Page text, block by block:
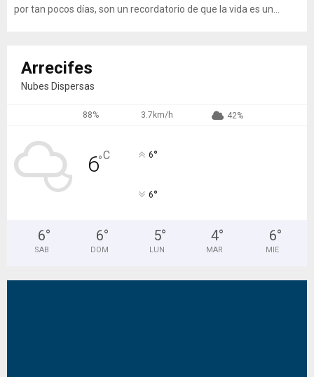
por tan pocos días, son un recordatorio de que la vida es un...
Arrecifes
Nubes Dispersas
88% 3.7km/h 42%
6°C 6°
6°
6°
SAB
6°
DOM
5°
LUN
4°
MAR
6°
MIE